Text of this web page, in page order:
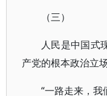
（三）
人民是中国式
产党的根本政治立场
“一路走来，